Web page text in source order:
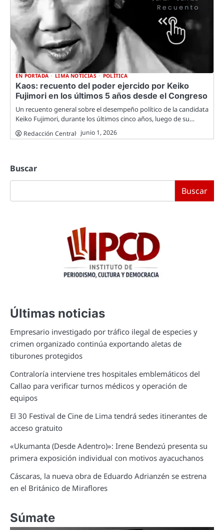
EN PORTADA LIMA NOTICIAS POLÍTICA
Kaos: recuento del poder ejercido por Keiko
Fujimori en los últimos 5 años desde el Congreso
Un recuento general sobre el desempeño político de la candidata
Keiko Fujimori, durante los últimos cinco años, luego de su…
Redacción Central junio 1, 2026
Buscar
Buscar
Últimas noticias
Empresario investigado por tráfico ilegal de especies y
crimen organizado continúa exportando aletas de
tiburones protegidos
Contraloría interviene tres hospitales emblemáticos del
Callao para verificar turnos médicos y operación de
equipos
El 30 Festival de Cine de Lima tendrá sedes itinerantes de
acceso gratuito
«Ukumanta (Desde Adentro)»: Irene Bendezú presenta su
primera exposición individual con motivos ayacuchanos
Cáscaras, la nueva obra de Eduardo Adrianzén se estrena
en el Británico de Miraflores
Súmate